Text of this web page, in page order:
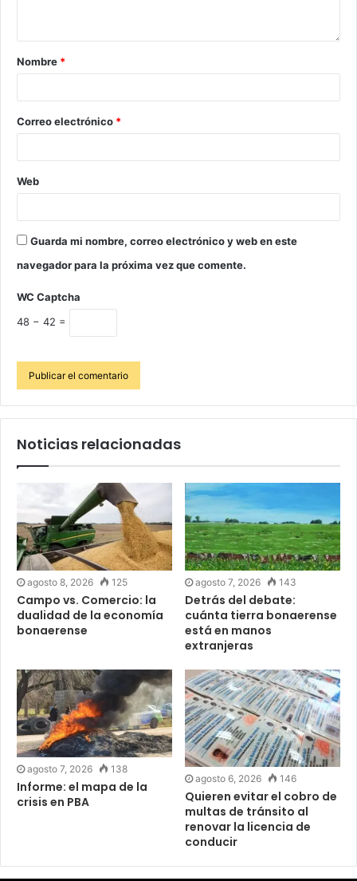
Nombre *
Correo electrónico *
Web
Guarda mi nombre, correo electrónico y web en este
navegador para la próxima vez que comente.
WC Captcha
48 − 42 =
Noticias relacionadas
agosto 8, 2026 125
Campo vs. Comercio: la
dualidad de la economía
bonaerense
agosto 7, 2026 143
Detrás del debate:
cuánta tierra bonaerense
está en manos
extranjeras
agosto 7, 2026 138
Informe: el mapa de la
crisis en PBA
agosto 6, 2026 146
Quieren evitar el cobro de
multas de tránsito al
renovar la licencia de
conducir